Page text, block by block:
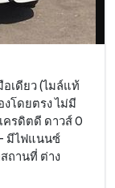
อเดียว (ไมล์แท้
งโดยตรง ไม่มี
ครดิตดี ดาวส์ 0
มีไฟแนนซ์
ถานที่ ต่าง